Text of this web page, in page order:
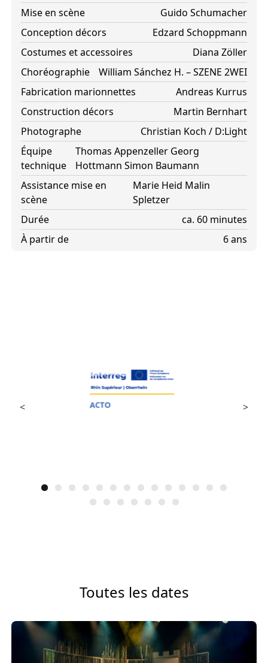
Mise en scène
Guido Schumacher
Conception décors
Edzard Schoppmann
Costumes et accessoires
Diana Zöller
Choréographie
William Sánchez H. – SZENE 2WEI
Fabrication marionnettes
Andreas Kurrus
Construction décors
Martin Bernhart
Photographe
Christian Koch / D:Light
Équipe
technique
Thomas Appenzeller Georg
Hottmann Simon Baumann
Assistance mise en
scène
Marie Heid Malin
Spletzer
Durée
ca. 60 minutes
À partir de
6 ans
< >
Toutes les dates